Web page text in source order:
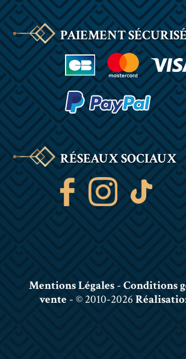
PAIEMENT
RÉSEAUX SOCIAUX
Mentions Légales - Conditions
vente - © 2010-2026